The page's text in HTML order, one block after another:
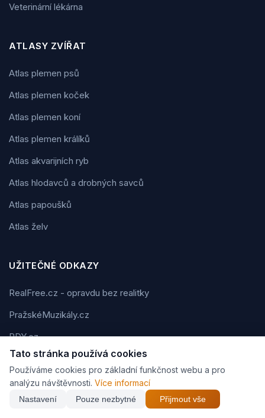
Veterinární lékárna
ATLASY ZVÍŘAT
Atlas plemen psů
Atlas plemen koček
Atlas plemen koní
Atlas plemen králíků
Atlas akvarijních ryb
Atlas hlodavců a drobných savců
Atlas papoušků
Atlas želv
UŽITEČNÉ ODKAZY
RealFree.cz - opravdu bez realitky
PražskéMuzikály.cz
RDY.cz
i-DIVADLO.eu
BIGG.cz
FMAN.cz
Tato stránka používá cookies
Používáme cookies pro základní funkčnost webu a pro
analýzu návštěvnosti. Více informací
Nastavení Pouze nezbytné Přijmout vše